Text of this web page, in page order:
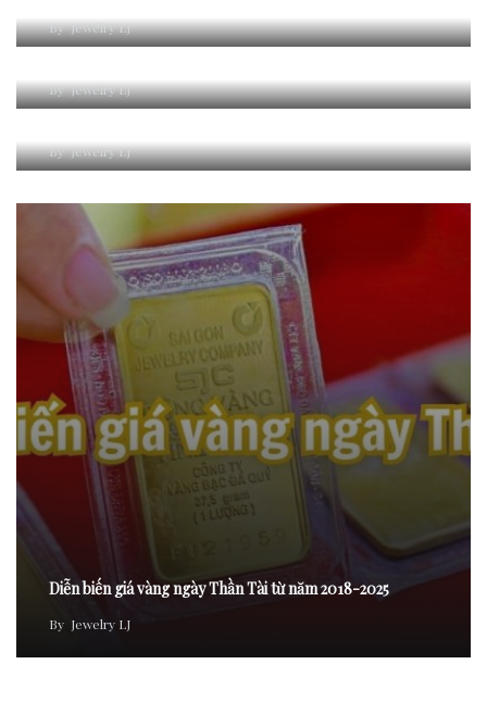
ByJewelry LJ
Phân tích giá bạc thế giới XAGUSD qua biểu đồ (2000 –
2026)
ByJewelry LJ
GRAND OPENING TIERRA THISO MALL SALA
ByJewelry LJ
Diễn biến giá vàng ngày Thần Tài từ năm 2018-2025
By Jewelry LJ